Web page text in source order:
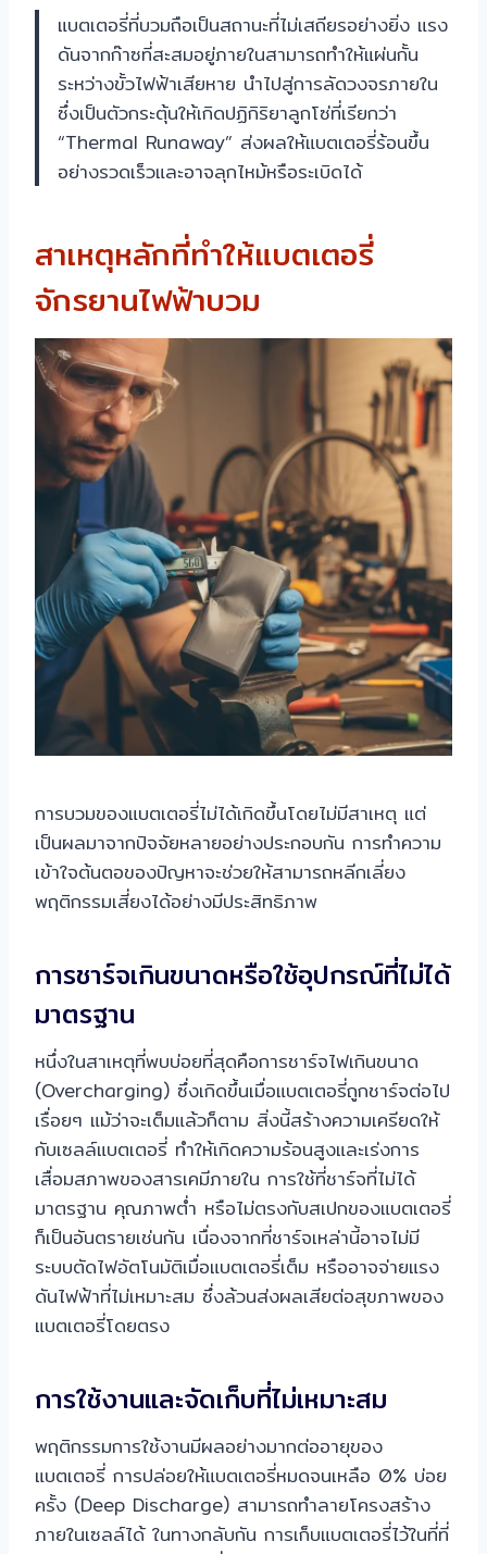
แบตเตอรี่ที่บวมถือเป็นสถานะที่ไม่เสถียรอย่างยิ่ง แรง
ดันจากก๊าซที่สะสมอยู่ภายในสามารถทำให้แผ่นกั้น
ระหว่างขั้วไฟฟ้าเสียหาย นำไปสู่การลัดวงจรภายใน
ซึ่งเป็นตัวกระตุ้นให้เกิดปฏิกิริยาลูกโซ่ที่เรียกว่า
“Thermal Runaway” ส่งผลให้แบตเตอรี่ร้อนขึ้น
อย่างรวดเร็วและอาจลุกไหม้หรือระเบิดได้
สาเหตุหลักที่ทำให้แบตเตอรี่
จักรยานไฟฟ้าบวม
การบวมของแบตเตอรี่ไม่ได้เกิดขึ้นโดยไม่มีสาเหตุ แต่
เป็นผลมาจากปัจจัยหลายอย่างประกอบกัน การทำความ
เข้าใจต้นตอของปัญหาจะช่วยให้สามารถหลีกเลี่ยง
พฤติกรรมเสี่ยงได้อย่างมีประสิทธิภาพ
การชาร์จเกินขนาดหรือใช้อุปกรณ์ที่ไม่ได้
มาตรฐาน
หนึ่งในสาเหตุที่พบบ่อยที่สุดคือการชาร์จไฟเกินขนาด
(Overcharging) ซึ่งเกิดขึ้นเมื่อแบตเตอรี่ถูกชาร์จต่อไป
เรื่อยๆ แม้ว่าจะเต็มแล้วก็ตาม สิ่งนี้สร้างความเครียดให้
กับเซลล์แบตเตอรี่ ทำให้เกิดความร้อนสูงและเร่งการ
เสื่อมสภาพของสารเคมีภายใน การใช้ที่ชาร์จที่ไม่ได้
มาตรฐาน คุณภาพต่ำ หรือไม่ตรงกับสเปกของแบตเตอรี่
ก็เป็นอันตรายเช่นกัน เนื่องจากที่ชาร์จเหล่านี้อาจไม่มี
ระบบตัดไฟอัตโนมัติเมื่อแบตเตอรี่เต็ม หรืออาจจ่ายแรง
ดันไฟฟ้าที่ไม่เหมาะสม ซึ่งล้วนส่งผลเสียต่อสุขภาพของ
แบตเตอรี่โดยตรง
การใช้งานและจัดเก็บที่ไม่เหมาะสม
พฤติกรรมการใช้งานมีผลอย่างมากต่ออายุของ
แบตเตอรี่ การปล่อยให้แบตเตอรี่หมดจนเหลือ 0% บ่อย
ครั้ง (Deep Discharge) สามารถทำลายโครงสร้าง
ภายในเซลล์ได้ ในทางกลับกัน การเก็บแบตเตอรี่ไว้ในที่ที่